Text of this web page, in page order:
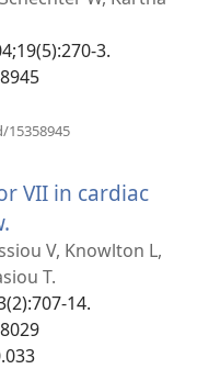
3.
պատուհան)
VII in cardiac
է
նոր
պատուհան)
V, Knowlton L,
T.
14.